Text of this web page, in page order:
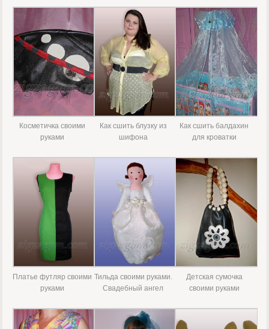
Косметичка своими
руками
Как сшить блузку из
шифона
Как сшить балдахин
для кроватки
Платье футляр своими
руками
Тильда своими руками.
Свадебный ангел
Детская сумочка
своими руками